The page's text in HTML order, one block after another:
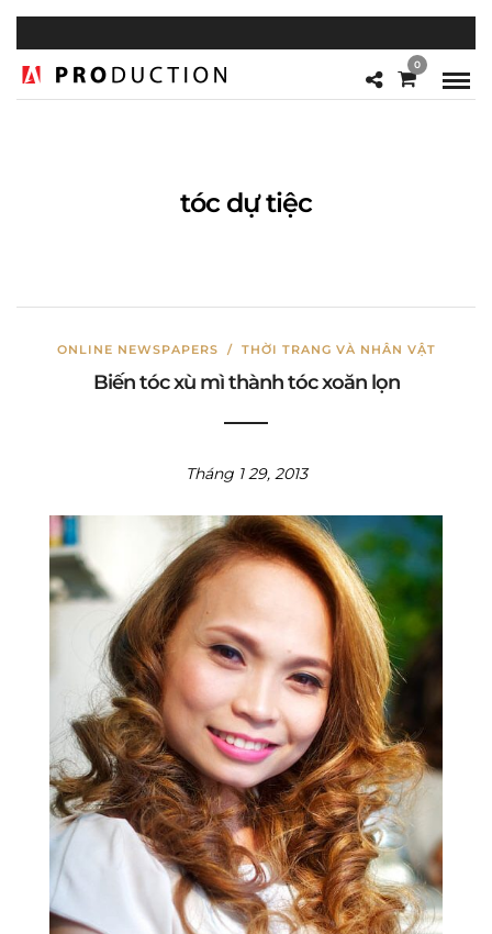
0
tóc dự tiệc
ONLINE NEWSPAPERS / THỜI TRANG VÀ NHÂN VẬT
Biến tóc xù mì thành tóc xoăn lọn
Tháng 1 29, 2013